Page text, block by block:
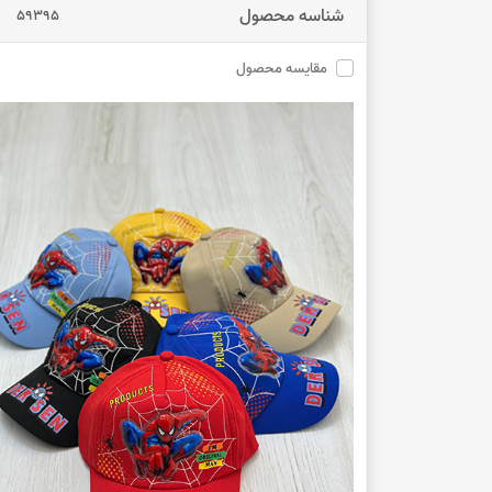
شناسه محصول 59395
مقایسه محصول